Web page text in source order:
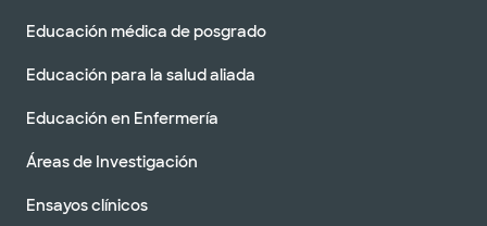
Educación médica de posgrado
Educación para la salud aliada
Educación en Enfermería
Áreas de Investigación
Ensayos clínicos